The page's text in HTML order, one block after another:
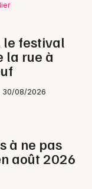
le festival
la rue à
08/2026
à ne pas
août 2026